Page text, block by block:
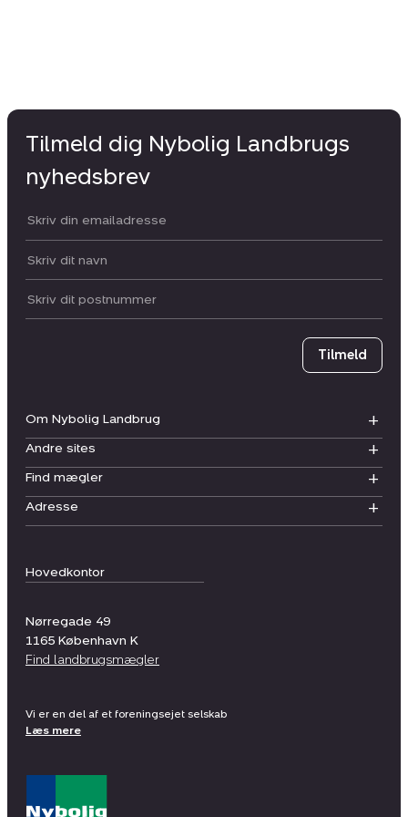
Hovedkontor
Nørregade 49
1165 København K
Find landbrugsmægler
Om Nybolig Landbrug
Andre sites
Find mægler
Adresse
Tilmeld dig Nybolig Landbrugs
nyhedsbrev
Din email:
Dit navn:
Postnummer
Tilmeld
Vi er en del af et foreningsejet selskab
Læs mere